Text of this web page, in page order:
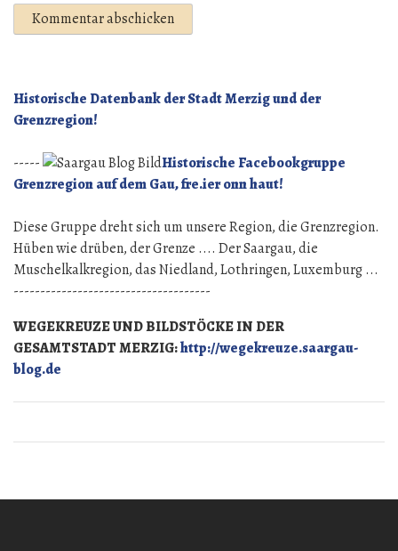
Historische Datenbank der Stadt Merzig und der
Grenzregion!
-----
Historische Facebookgruppe
Grenzregion auf dem Gau, fre.ier onn haut!
Diese Gruppe dreht sich um unsere Region, die Grenzregion.
Hüben wie drüben, der Grenze .... Der Saargau, die
Muschelkalkregion, das Niedland, Lothringen, Luxemburg ...
-------------------------------------
WEGEKREUZE UND BILDSTÖCKE IN DER
GESAMTSTADT MERZIG:http://wegekreuze.saargau-
blog.de